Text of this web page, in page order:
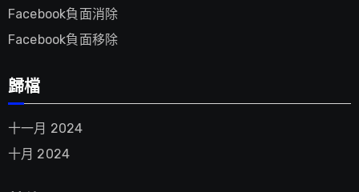
Facebook負面消除
Facebook負面移除
歸檔
十一月 2024
十月 2024